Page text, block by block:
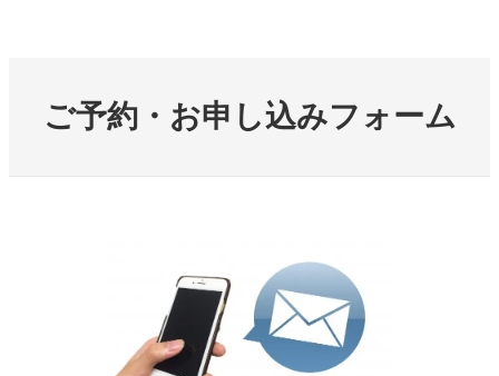
ご予約・お申し込みフォーム